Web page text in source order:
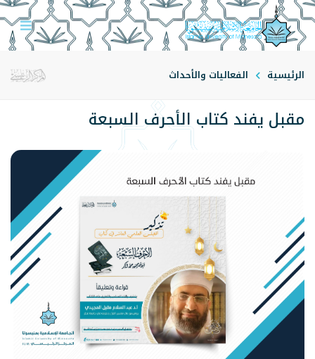
الرئيسية الفعاليات والأحداث
مقبل يفند كتاب الأحرف السبعة